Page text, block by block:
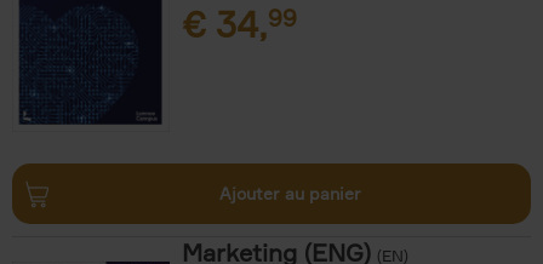
€ 34,99
Ajouter au panier
Marketing (ENG) (EN)